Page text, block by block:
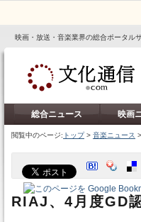
映画・放送・音楽業界の総合ポータル
総合ニュース 映画
閲覧中のページ: トップ> 音楽ニュース >
RIAJ、4月度GD